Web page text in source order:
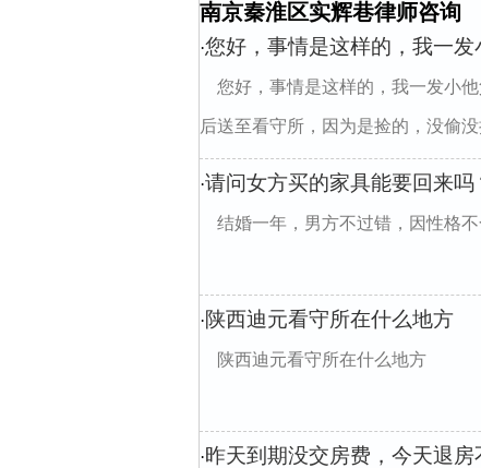
南京秦淮区实辉巷律师咨询
·您好，事情是这样的，我一
您好，事情是这样的，我一发小
后送至看守所，因为是捡的，没偷
·请问女方买的家具能要回来吗
结婚一年，男方不过错，因性格
·陕西迪元看守所在什么地方
陕西迪元看守所在什么地方
·昨天到期没交房费，今天退